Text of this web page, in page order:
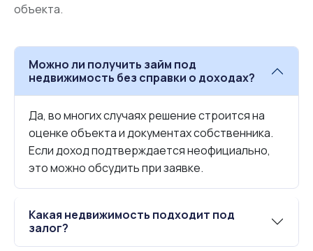
объекта.
Можно ли получить займ под
недвижимость без справки о доходах?
Да, во многих случаях решение строится на
оценке объекта и документах собственника.
Если доход подтверждается неофициально,
это можно обсудить при заявке.
Какая недвижимость подходит под
залог?